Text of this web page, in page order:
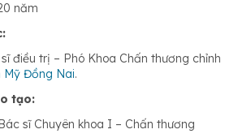
năm
điều trị – Phó Khoa Chấn thương chỉnh
Mỹ Đồng Nai.
tạo:
sĩ Chuyên khoa I – Chấn thương